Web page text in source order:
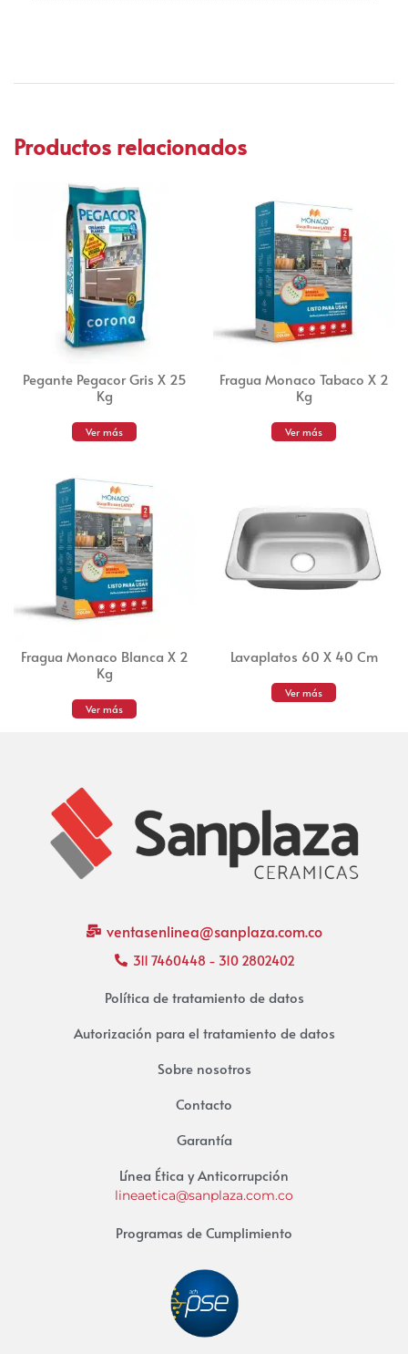
Productos relacionados
Pegante Pegacor Gris X 25
Kg
Ver más
Fragua Monaco Tabaco X 2
Kg
Ver más
Fragua Monaco Blanca X 2
Kg
Ver más
Lavaplatos 60 X 40 Cm
Ver más
ventasenlinea@sanplaza.com.co
311 7460448 - 310 2802402
Política de tratamiento de datos
Autorización para el tratamiento de datos
Sobre nosotros
Contacto
Garantía
Línea Ética y Anticorrupción
lineaetica@sanplaza.com.co
Programas de Cumplimiento